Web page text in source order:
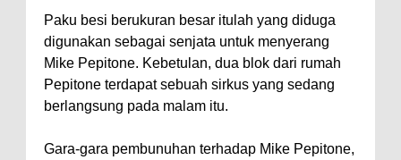
Paku besi berukuran besar itulah yang diduga
digunakan sebagai senjata untuk menyerang
Mike Pepitone. Kebetulan, dua blok dari rumah
Pepitone terdapat sebuah sirkus yang sedang
berlangsung pada malam itu.
Gara-gara pembunuhan terhadap Mike Pepitone,